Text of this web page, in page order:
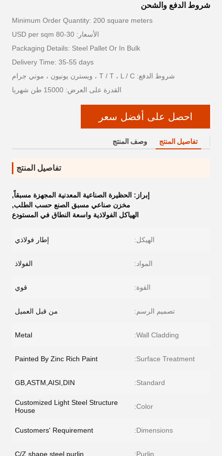
شروط الدفع والشحن
Minimum Order Quantity: 200 square meters
الأسعار: 30-80 USD per sqm
Packaging Details: Steel Pallet Or In Bulk
Delivery Time: 35-55 days
شروط الدفع: T / T ، L / C ، ويسترن يونيون ، موني جرام
القدرة على العرض: 15000 طن شهريا
احصل على أفضل سعر
تفاصيل المنتج وصف المنتج
تفاصيل المنتج
إبراز: الحظيرة الصناعية المعدنية المجهزة مسبقاً,
مخزن صناعي مسبق الصنع حسب الطلب,
الهياكل الفولاذية واسعة النطاق في المستودع
الهيكل: إطار فولاذي
المواد: الفولاذ
القوة: قوي
تصميم الرسم: من قبل العميل
Wall Cladding:
Metal
Surface Treatment:
Painted By Zinc Rich Paint
Standard:
GB,ASTM,AISI,DIN
Color:
Customized Light Steel Structure
House
Dimensions:
Customers' Requirement
Purlin:
C/Z shape steel purlin